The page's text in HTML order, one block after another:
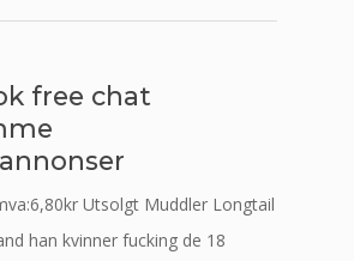
free chat
Utsolgt Muddler Longtail
han kvinner fucking de 18